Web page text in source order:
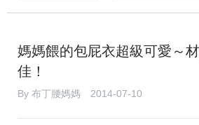
媽媽餵的包屁衣超級可愛～
佳！
By 布丁腰媽媽 2014-07-10